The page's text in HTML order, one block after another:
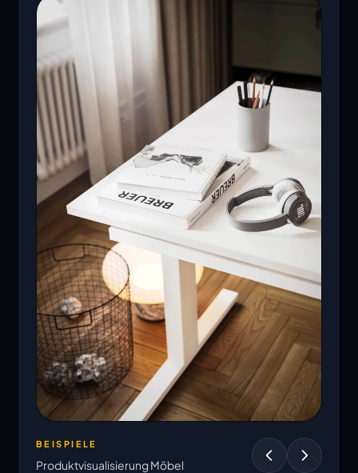
BEISPIELE
Produktvisualisierung Möbel